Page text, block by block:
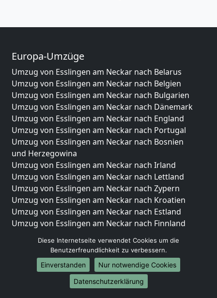
Europa-Umzüge
Umzug von Esslingen am Neckar nach Belarus
Umzug von Esslingen am Neckar nach Belgien
Umzug von Esslingen am Neckar nach Bulgarien
Umzug von Esslingen am Neckar nach Dänemark
Umzug von Esslingen am Neckar nach England
Umzug von Esslingen am Neckar nach Portugal
Umzug von Esslingen am Neckar nach Bosnien
und Herzegowina
Umzug von Esslingen am Neckar nach Irland
Umzug von Esslingen am Neckar nach Lettland
Umzug von Esslingen am Neckar nach Zypern
Umzug von Esslingen am Neckar nach Kroatien
Umzug von Esslingen am Neckar nach Estland
Umzug von Esslingen am Neckar nach Finnland
Umzug von Esslingen am Neckar nach Griechenland
Umzug von Esslingen am Neckar nach Italien
Umzug von Esslingen am Neckar nach Liechtenstein
Umzug von Esslingen am Neckar nach Luxemburg
Diese Internetseite verwendet Cookies um die
Benutzerfreundlichkeit zu verbessern.
Einverstanden
Nur notwendige Cookies
Datenschutzerklärung